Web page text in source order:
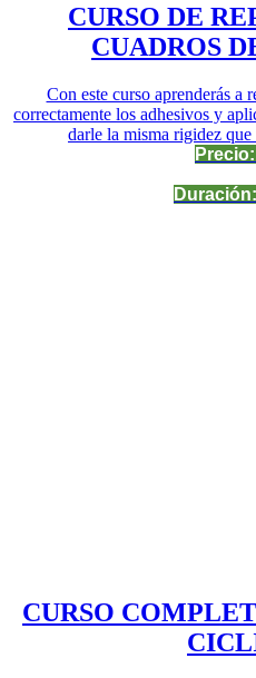
CURSO DE
CUADROS
Con este curso aprenderás a
correctamente los adhesivos y
darle la misma rigidez que
CURSO